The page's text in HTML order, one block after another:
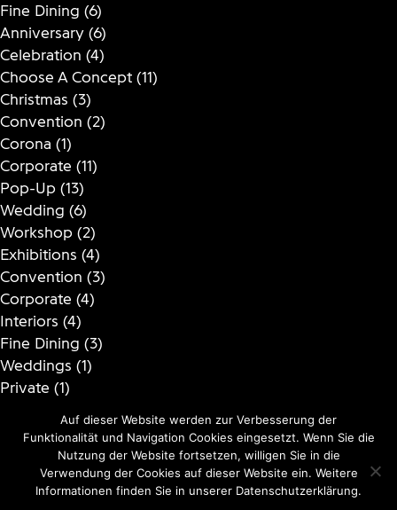
Fine Dining (6)
Anniversary (6)
Celebration (4)
Choose A Concept (11)
Christmas (3)
Convention (2)
Corona (1)
Corporate (11)
Pop-Up (13)
Wedding (6)
Workshop (2)
Exhibitions (4)
Convention (3)
Corporate (4)
Interiors (4)
Fine Dining (3)
Weddings (1)
Private (1)
Set Design(1)
Instagram Facebook
Datenschutz
Impressum
Auf dieser Website werden zur Verbesserung der
Funktionalität und Navigation Cookies eingesetzt. Wenn Sie die
Nutzung der Website fortsetzen, willigen Sie in die
Verwendung der Cookies auf dieser Website ein. Weitere
Informationen finden Sie in unserer Datenschutzerklärung.